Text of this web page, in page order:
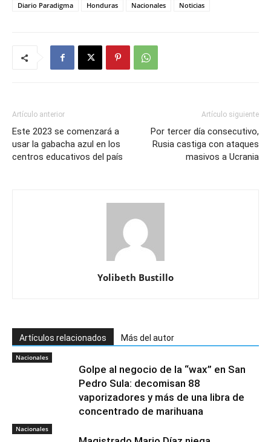
Diario Paradigma
Honduras Nacionales Noticias
Artículo anterior
Este 2023 se comenzará a
usar la gabacha azul en los
centros educativos del país
Artículo siguiente
Por tercer día consecutivo,
Rusia castiga con ataques
masivos a Ucrania
Yolibeth Bustillo
Artículos relacionados Más del autor
Nacionales
Golpe al negocio de la “wax” en San
Pedro Sula: decomisan 88
vaporizadores y más de una libra de
concentrado de marihuana
Nacionales